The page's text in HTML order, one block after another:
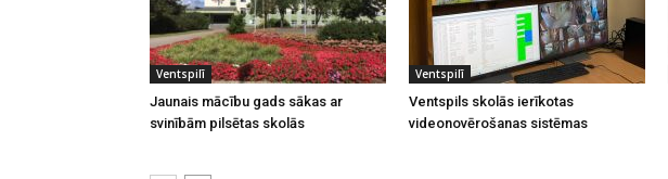
Ventspilī
Jaunais mācību gads sākas ar
svinībām pilsētas skolās
Ventspilī
Ventspils skolās ierīkotas
videonovērošanas sistēmas